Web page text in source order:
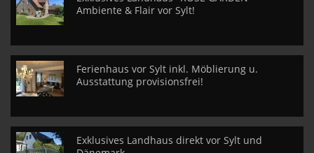
Ambiente & Flair vor Sylt!
Ferienhaus vor Sylt inkl. Möblierung u.
Ausstattung provisionsfrei!
Exklusives Landhaus direkt vor Sylt und